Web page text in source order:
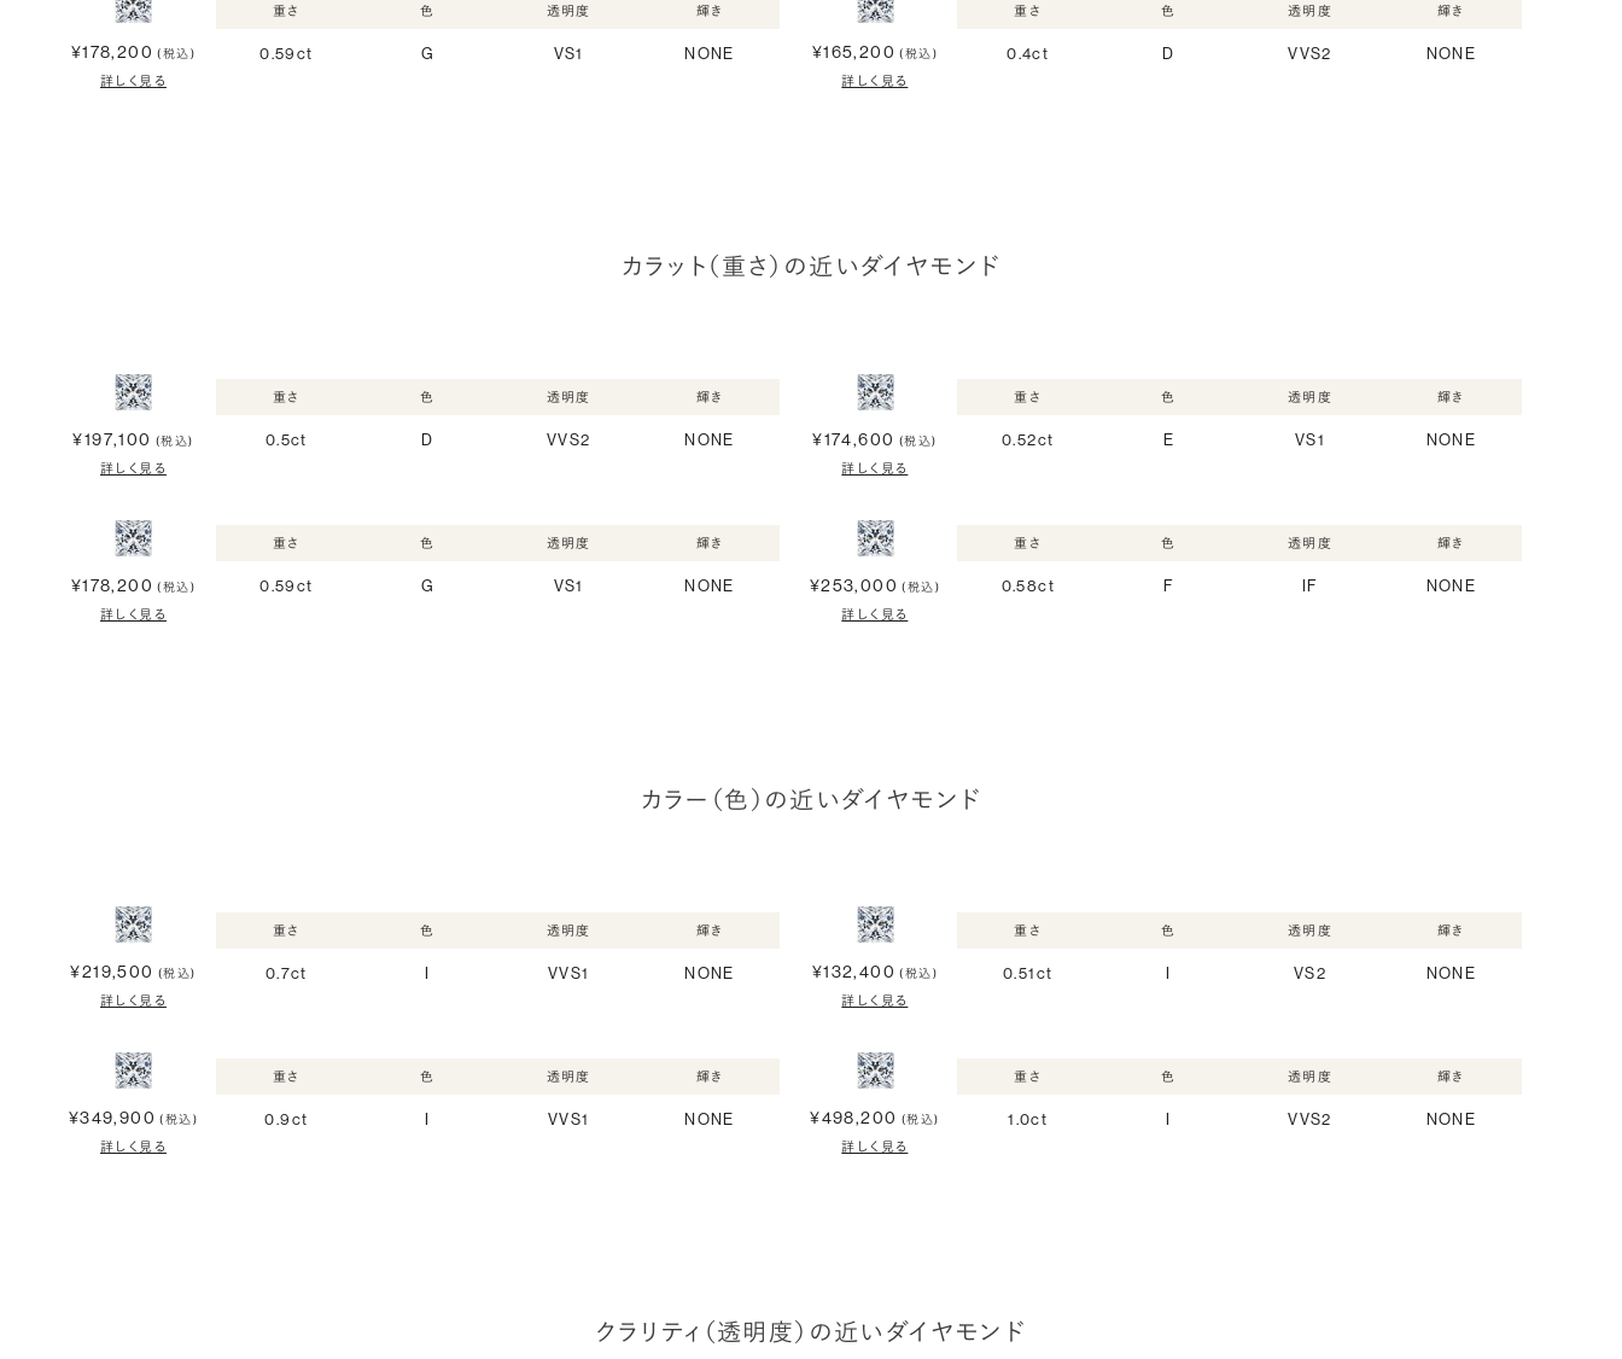
¥178,200 (税込)
詳しく見る
重さ
0.59ct
色
G
透明度
VS1
輝き
NONE ¥165,200 (税込)
詳しく見る
重さ
0.4ct
色
D
透明度
VVS2
輝き
NONE
カラット（重さ）の近いダイヤモンド
¥197,100 (税込)
詳しく見る
重さ
0.5ct
色
D
透明度
VVS2
輝き
NONE ¥174,600 (税込)
詳しく見る
重さ
0.52ct
色
E
透明度
VS1
輝き
NONE
¥178,200 (税込)
詳しく見る
重さ
0.59ct
色
G
透明度
VS1
輝き
NONE ¥253,000 (税込)
詳しく見る
重さ
0.58ct
色
F
透明度
IF
輝き
NONE
カラー（色）の近いダイヤモンド
¥219,500 (税込)
詳しく見る
重さ
0.7ct
色
I
透明度
VVS1
輝き
NONE ¥132,400 (税込)
詳しく見る
重さ
0.51ct
色
I
透明度
VS2
輝き
NONE
¥349,900 (税込)
詳しく見る
重さ
0.9ct
色
I
透明度
VVS1
輝き
NONE ¥498,200 (税込)
詳しく見る
重さ
1.0ct
色
I
透明度
VVS2
輝き
NONE
クラリティ（透明度）の近いダイヤモンド